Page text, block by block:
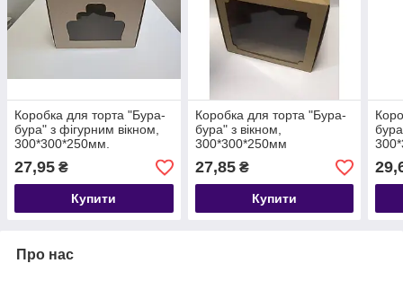
Коробка для торта "Бура-
бура" з фігурним вікном,
300*300*250мм.
27,95 ₴
Купити
Коробка для торта "Бура-
бура" з вікном,
300*300*250мм
27,85₴
Купити
Про нас